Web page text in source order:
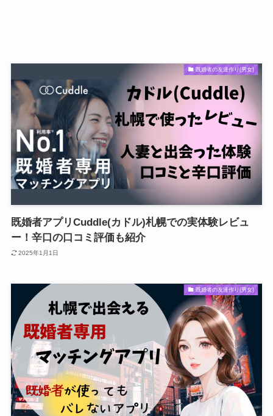
既婚者の友達作り(男女)
既婚者アプリCuddle(カドル)札幌での実体験レビュ
ー！辛口の口コミ評価も紹介
2025年1月1日
既婚者の友達作り(男女)